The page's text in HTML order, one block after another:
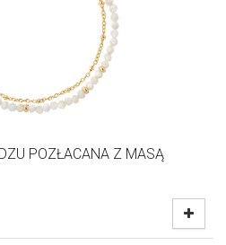
POZŁACANA Z MASĄ